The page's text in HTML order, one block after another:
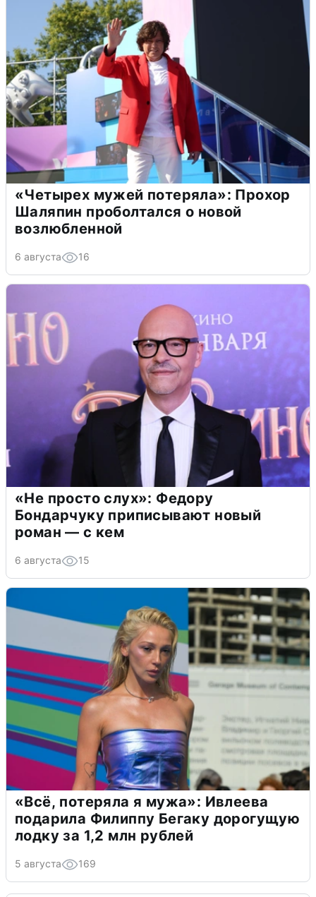
«Четырех мужей потеряла»: Прохор
Шаляпин проболтался о новой
возлюбленной
6 августа 16
«Не просто слух»: Федору
Бондарчуку приписывают новый
роман — с кем
6 августа 15
«Всё, потеряла я мужа»: Ивлеева
подарила Филиппу Бегаку дорогущую
лодку за 1,2 млн рублей
5 августа 169